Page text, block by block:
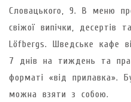
Словацького, 9. В меню
свіжої випічки, десертів
Löfbergs. Шведське кафе
7 днів на тиждень та
форматі «від прилавка».
можна взяти з собою.